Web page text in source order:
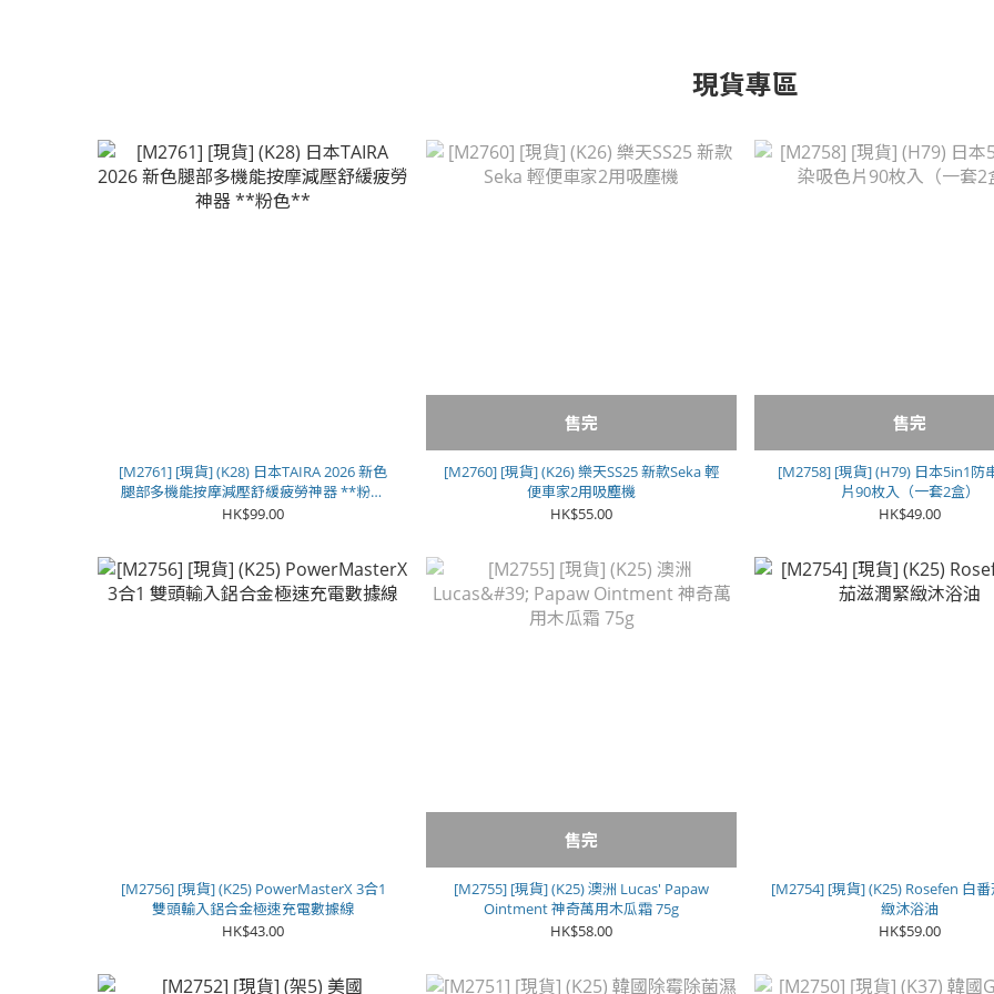
現貨專區
[M2761] [現貨] (K28) 日本TAIRA 2026 新色
腿部多機能按摩減壓舒緩疲勞神器 **粉色
**
HK$99.00
售完
[M2760] [現貨] (K26) 樂天SS25 新款Seka 輕
便車家2用吸塵機
HK$55.00
售完
[M2758] [現貨] (H79) 日本5in1防
片90枚入（一套2盒）
HK$49.00
[M2756] [現貨] (K25) PowerMasterX 3合1
雙頭輸入鋁合金極速充電數據線
HK$43.00
售完
[M2755] [現貨] (K25) 澳洲 Lucas' Papaw
Ointment 神奇萬用木瓜霜 75g
HK$58.00
[M2754] [現貨] (K25) Rosefen 白
緻沐浴油
HK$59.00